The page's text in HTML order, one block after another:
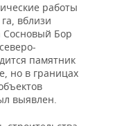
работы
вблизи
Бор
памятник
но в границах
выявлен.